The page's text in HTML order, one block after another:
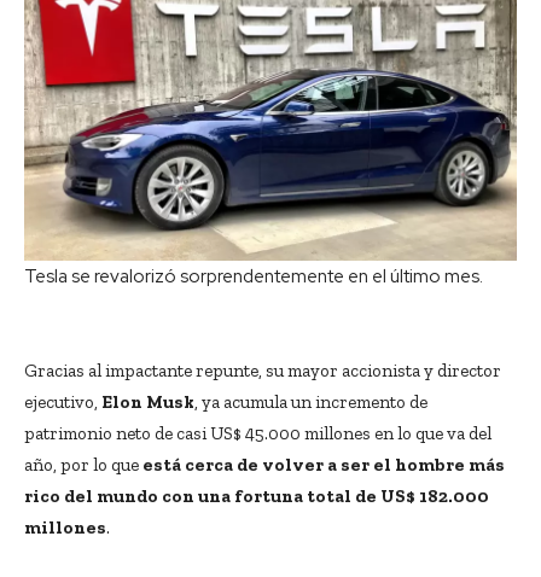
Tesla se revalorizó sorprendentemente en el último mes.
Gracias al impactante repunte, su mayor accionista y director
ejecutivo, Elon Musk , ya acumula un incremento de
patrimonio neto de casi US$ 45.000 millones en lo que va del
año, por lo que está cerca de volver a ser el hombre más
rico del mundo con una fortuna total de US$ 182.000
millones.